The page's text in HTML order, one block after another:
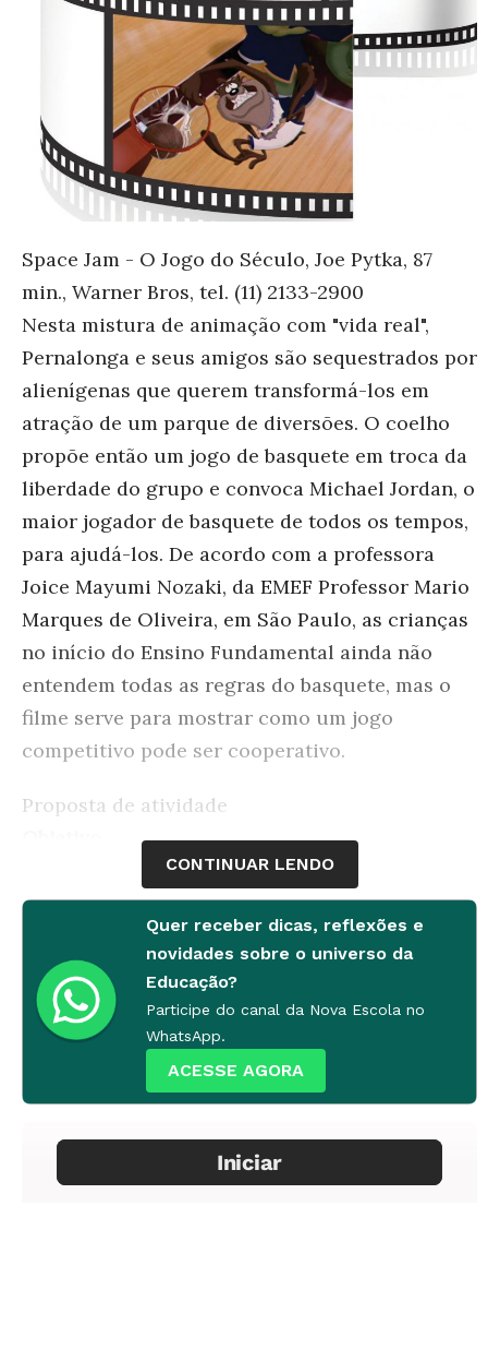
Space Jam - O Jogo do Século, Joe Pytka, 87
min., Warner Bros, tel. (11) 2133-2900
Nesta mistura de animação com "vida real",
Pernalonga e seus amigos são sequestrados por
alienígenas que querem transformá-los em
atração de um parque de diversões. O coelho
propõe então um jogo de basquete em troca da
liberdade do grupo e convoca Michael Jordan, o
maior jogador de basquete de todos os tempos,
para ajudá-los. De acordo com a professora
Joice Mayumi Nozaki, da EMEF Professor Mario
Marques de Oliveira, em São Paulo, as crianças
no início do Ensino Fundamental ainda não
entendem todas as regras do basquete, mas o
filme serve para mostrar como um jogo
competitivo pode ser cooperativo.
Proposta de atividade
Participar de jogos que envolvem cooperação e
trabalho em grupo.
Conteúdo
Introdução aos esportes coletivos.
Trechos selecionados
Aqueles em que Michael Jordan e os astros do
no começo do filme (00m35s a 5m58s), e o jogo
CONTINUAR LENDO
Quer receber dicas, reflexões e
novidades sobre o universo da
Educação?
Participe do canal da Nova Escola no
WhatsApp.
ACESSE AGORA